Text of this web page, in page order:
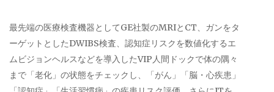
最先端の医療検査機器としてGE社製のMRIとCT、ガンをタ
ーゲットとしたDWIBS検査、認知症リスクを数値化するエ
ムビジョンヘルスなどを導入したVIP人間ドックで体の隅々
まで「老化」の状態をチェックし、「がん」「脳・心疾患」